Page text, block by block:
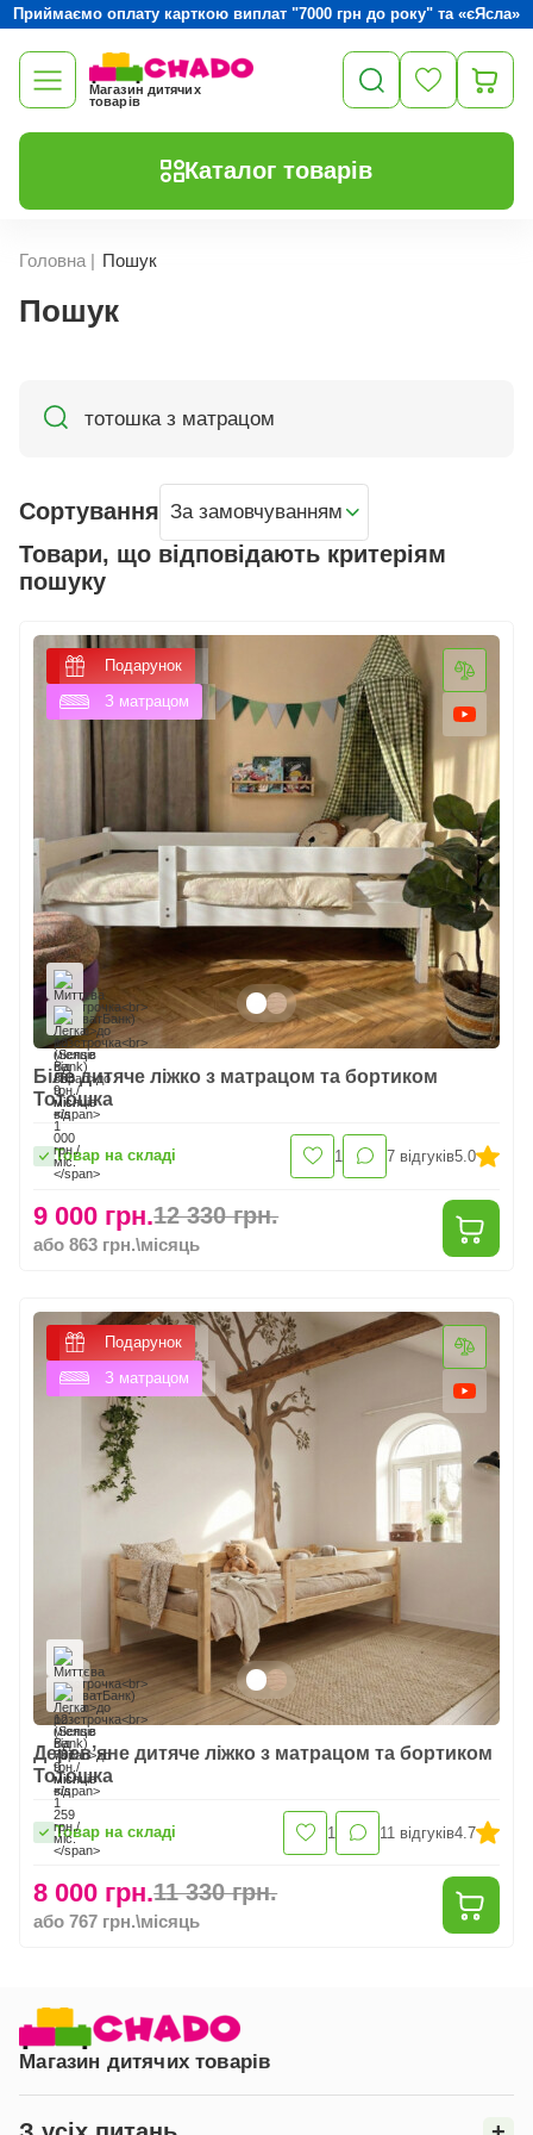
Приймаємо оплату карткою виплат "7000 грн до року" та «єЯсла»
Магазин дитячих
товарів
Каталог товарів
Головна | Пошук
Пошук
Товари, що відповідають критеріям
пошуку
Сортування За замовчуванням
Подарунок
З матрацом
Біле дитяче ліжко з матрацом та бортиком
Тотошка
Товар на складі 1 7 відгуків5.0
12 330 грн.
9 000 грн.
або 863 грн.\місяць
Подарунок
З матрацом
Деревʼяне дитяче ліжко з матрацом та бортиком
Тотошка
Товар на складі 1 11 відгуків4.7
11 330 грн.
8 000 грн.
або 767 грн.\місяць
Магазин дитячих товарів